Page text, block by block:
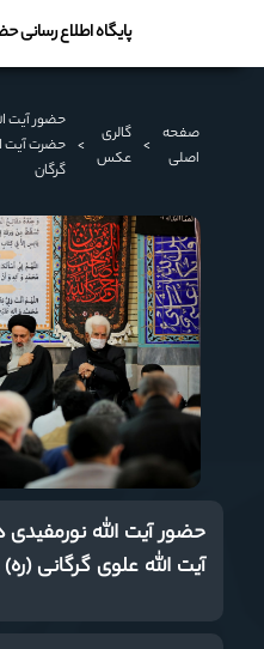
پایگاه اطلاع رسانی
صفحه
اصلی
>
گالری
عکس
>
حضور آیت
حضرت آیت
گرگان
حضور آیت الله
آیت الله علوی گرگانی